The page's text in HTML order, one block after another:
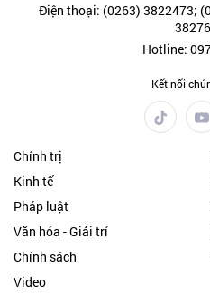
Điện thoại: (0263) 3822473;
Hotline:
Kết nối
Chính trị
Kinh tế
Pháp luật
Văn hóa - Giải trí
Chính sách
Video